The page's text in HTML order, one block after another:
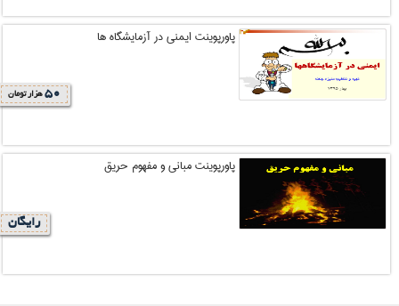
پاورپوینت ایمنی در آزمایشگاه ها
50 هزار تومان
پاورپوینت مبانی و مفهوم حریق
رایگان